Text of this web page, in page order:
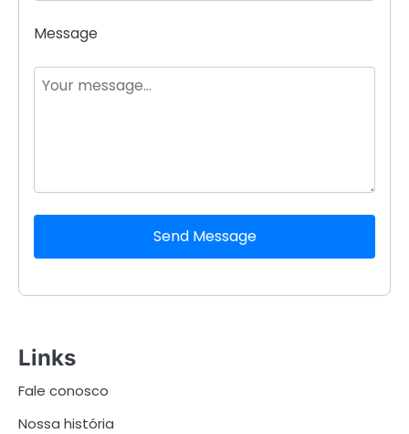
Message
Send Message
Links
Fale conosco
Nossa história